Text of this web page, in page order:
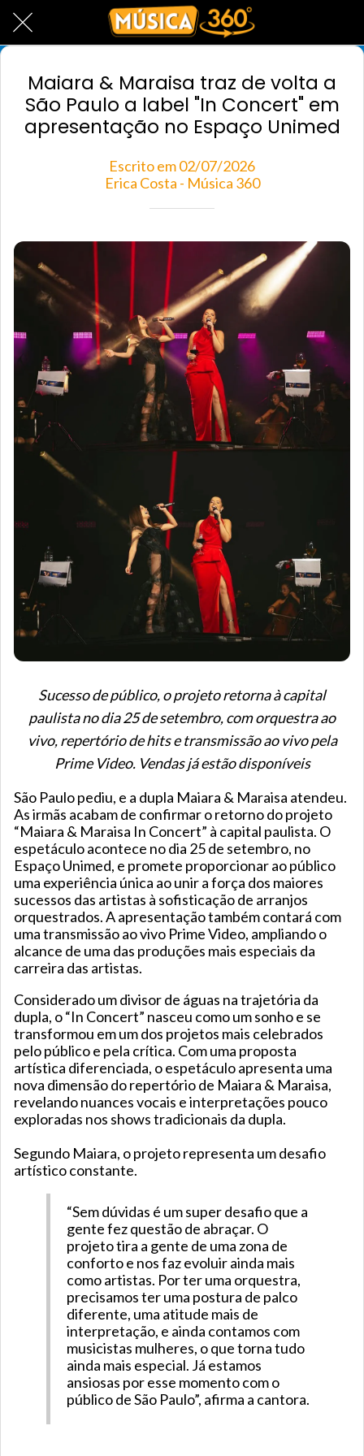
Maiara & Maraisa traz de volta a
São Paulo a label "In Concert" em
apresentação no Espaço Unimed
Escrito em 02/07/2026
Erica Costa - Música 360
Sucesso de público, o projeto retorna à capital
paulista no dia 25 de setembro, com orquestra ao
vivo, repertório de hits e transmissão ao vivo pela
Prime Video. Vendas já estão disponíveis
São Paulo pediu, e a dupla Maiara & Maraisa atendeu.
As irmãs acabam de confirmar o retorno do projeto
“Maiara & Maraisa In Concert” à capital paulista. O
espetáculo acontece no dia 25 de setembro, no
Espaço Unimed, e promete proporcionar ao público
uma experiência única ao unir a força dos maiores
sucessos das artistas à sofisticação de arranjos
orquestrados. A apresentação também contará com
uma transmissão ao vivo Prime Video, ampliando o
alcance de uma das produções mais especiais da
carreira das artistas.
Considerado um divisor de águas na trajetória da
dupla, o “In Concert” nasceu como um sonho e se
transformou em um dos projetos mais celebrados
pelo público e pela crítica. Com uma proposta
artística diferenciada, o espetáculo apresenta uma
nova dimensão do repertório de Maiara & Maraisa,
revelando nuances vocais e interpretações pouco
exploradas nos shows tradicionais da dupla.
Segundo Maiara, o projeto representa um desafio
artístico constante.
“Sem dúvidas é um super desafio que a
gente fez questão de abraçar. O
projeto tira a gente de uma zona de
conforto e nos faz evoluir ainda mais
como artistas. Por ter uma orquestra,
precisamos ter uma postura de palco
diferente, uma atitude mais de
interpretação, e ainda contamos com
musicistas mulheres, o que torna tudo
ainda mais especial. Já estamos
ansiosas por esse momento com o
público de São Paulo”, afirma a cantora.